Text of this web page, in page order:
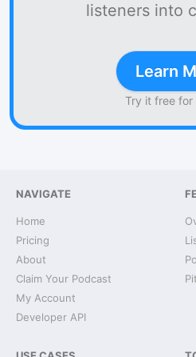
listeners into
Learn
Try it free
NAVIGATE
Home
Pricing
About
Claim Your Podcast
My Account
Developer API